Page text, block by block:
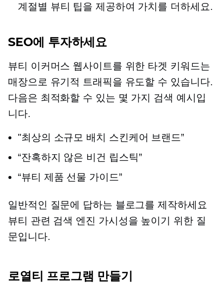
계절별 뷰티 팁을 제공하여 가치를 더하세요.
SEO에 투자하세요
뷰티 이커머스 웹사이트를 위한 타겟 키워드는
매장으로 유기적 트래픽을 유도할 수 있습니다.
다음은 최적화할 수 있는 몇 가지 검색 예시입
니다.
"최상의 소규모 배치
스킨케어 브랜드”
“잔혹하지 않은 비건 립스틱”
“뷰티 제품 선물 가이드”
일반적인 질문에 답하는 블로그를 제작하세요
뷰티 관련 검색 엔진 가시성을 높이기 위한 질
문입니다.
로열티 프로그램 만들기